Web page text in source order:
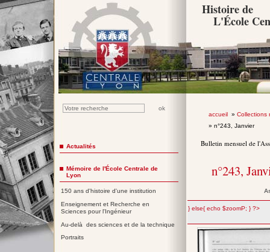
Histoire de
L'École
accueil» Collections
» n°243, Janvier
Bulletin mensuel de
n°243,
";} else{ echo $zoomP; } ?>
Actualités
Mémoire de l'École Centrale de
Lyon
150 ans d'histoire d'une institution
Enseignement et Recherche en
Sciences pour l'Ingénieur
Au-delà des sciences et de la technique
Portraits